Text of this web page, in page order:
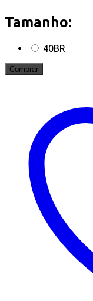
Tamanho:
40BR
Comprar